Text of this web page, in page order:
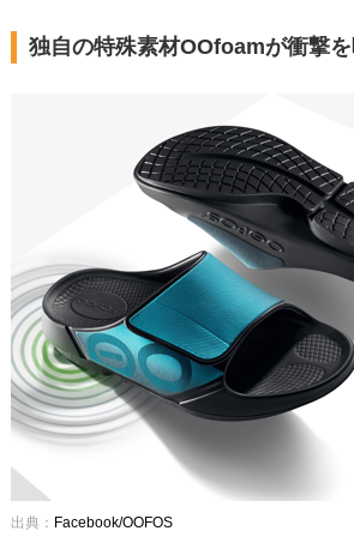
独自の特殊素材OOfoamが衝撃
出典： Facebook/OOFOS